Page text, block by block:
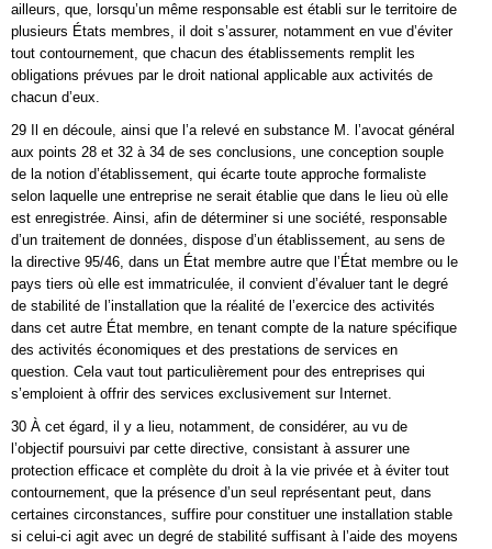
ailleurs, que, lorsqu’un même responsable est établi sur le territoire de
plusieurs États membres, il doit s’assurer, notamment en vue d’éviter
tout contournement, que chacun des établissements remplit les
obligations prévues par le droit national applicable aux activités de
chacun d’eux.
29 Il en découle, ainsi que l’a relevé en substance M. l’avocat général
aux points 28 et 32 à 34 de ses conclusions, une conception souple
de la notion d’établissement, qui écarte toute approche formaliste
selon laquelle une entreprise ne serait établie que dans le lieu où elle
est enregistrée. Ainsi, afin de déterminer si une société, responsable
d’un traitement de données, dispose d’un établissement, au sens de
la directive 95/46, dans un État membre autre que l’État membre ou le
pays tiers où elle est immatriculée, il convient d’évaluer tant le degré
de stabilité de l’installation que la réalité de l’exercice des activités
dans cet autre État membre, en tenant compte de la nature spécifique
des activités économiques et des prestations de services en
question. Cela vaut tout particulièrement pour des entreprises qui
s’emploient à offrir des services exclusivement sur Internet.
30 À cet égard, il y a lieu, notamment, de considérer, au vu de
l’objectif poursuivi par cette directive, consistant à assurer une
protection efficace et complète du droit à la vie privée et à éviter tout
contournement, que la présence d’un seul représentant peut, dans
certaines circonstances, suffire pour constituer une installation stable
si celui-ci agit avec un degré de stabilité suffisant à l’aide des moyens